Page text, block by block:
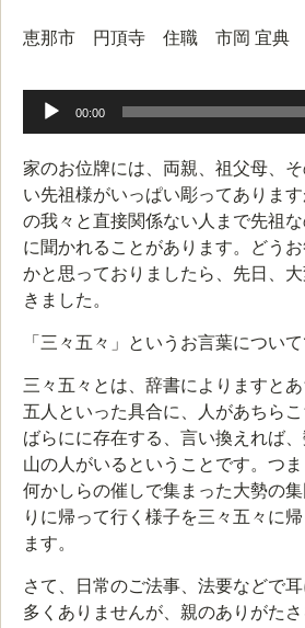
恵那市 円頂寺 住職 市岡 宜典
プ
レ
ヤ
ー
00:00
家のお位牌には、両親、祖父母、
い先祖様がいっぱい彫ってありま
の我々と直接関係ない人まで先祖
に聞かれることがあります。どう
かと思っておりましたら、先日、
きました。
「三々五々」というお言葉について
三々五々とは、辞書によりますと
五人といった具合に、人があちら
ばらにに存在する、言い換えれば
山の人がいるということです。つ
何かしらの催しで集まった大勢の
りに帰って行く様子を三々五々に
ます。
さて、日常のご法事、法要などで
多くありませんが、親のありがた